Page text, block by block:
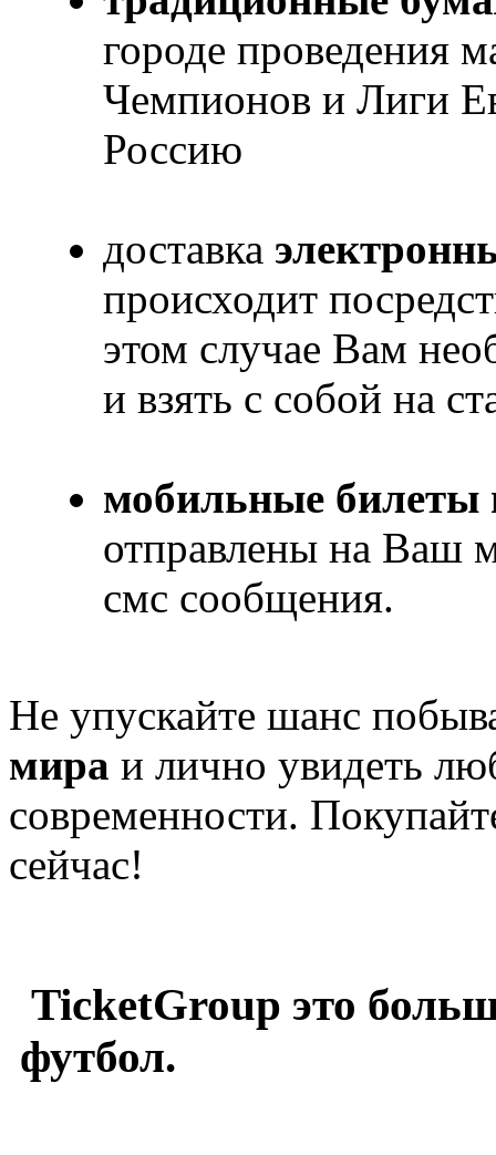
городе проведения
Чемпионов и Лиги
Россию
доставка
происходит
этом случае Вам
и взять с собой на
мобильные билеты
отправлены на Ваш
смс сообщения.
Не упускайте шанс
мира и лично увидеть
современности.
сейчас!
TicketGroup это
футбол.